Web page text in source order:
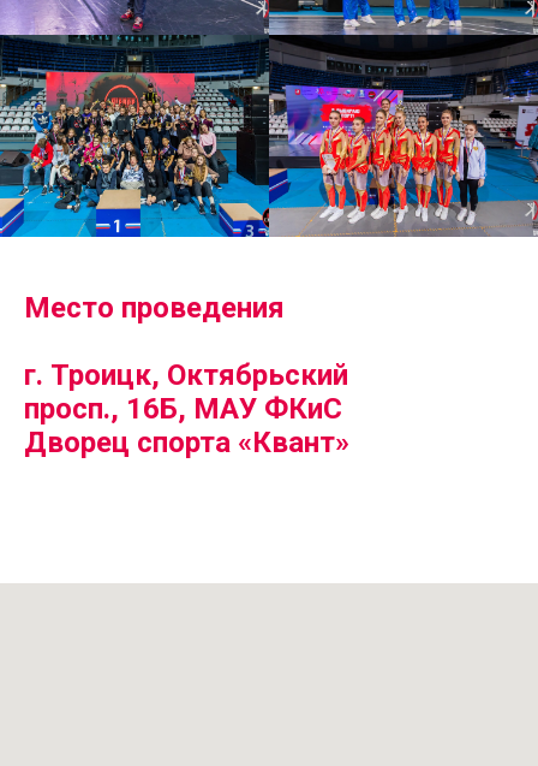
Место проведения
г. Троицк, Октябрьский
просп., 16Б, МАУ ФКиС
Дворец спорта «Квант»